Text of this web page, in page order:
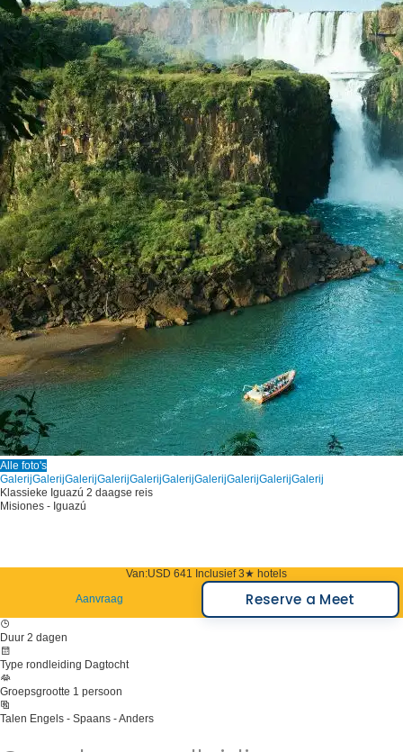
Alle foto's
GalerijGalerijGalerijGalerijGalerijGalerijGalerijGalerijGalerijGalerij
Klassieke Iguazú 2 daagse reis
Misiones - Iguazú
Van:USD 641 Inclusief 3★ hotels
Aanvraag
Reserve a Meet
Duur 2 dagen
Type rondleiding Dagtocht
Groepsgrootte 1 persoon
Talen Engels - Spaans - Anders